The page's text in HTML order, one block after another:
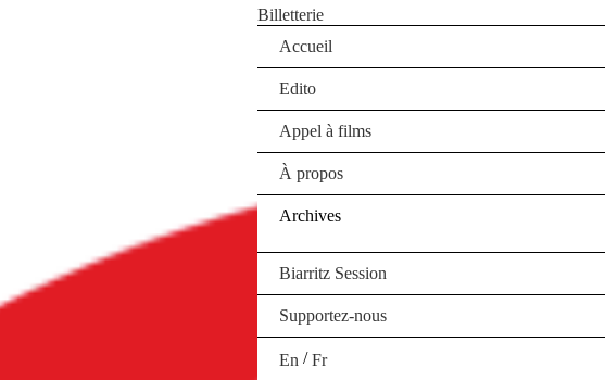
Billetterie
Accueil
Edito
Appel à films
À propos
Archives
Biarritz Session
Supportez-nous
En /Fr